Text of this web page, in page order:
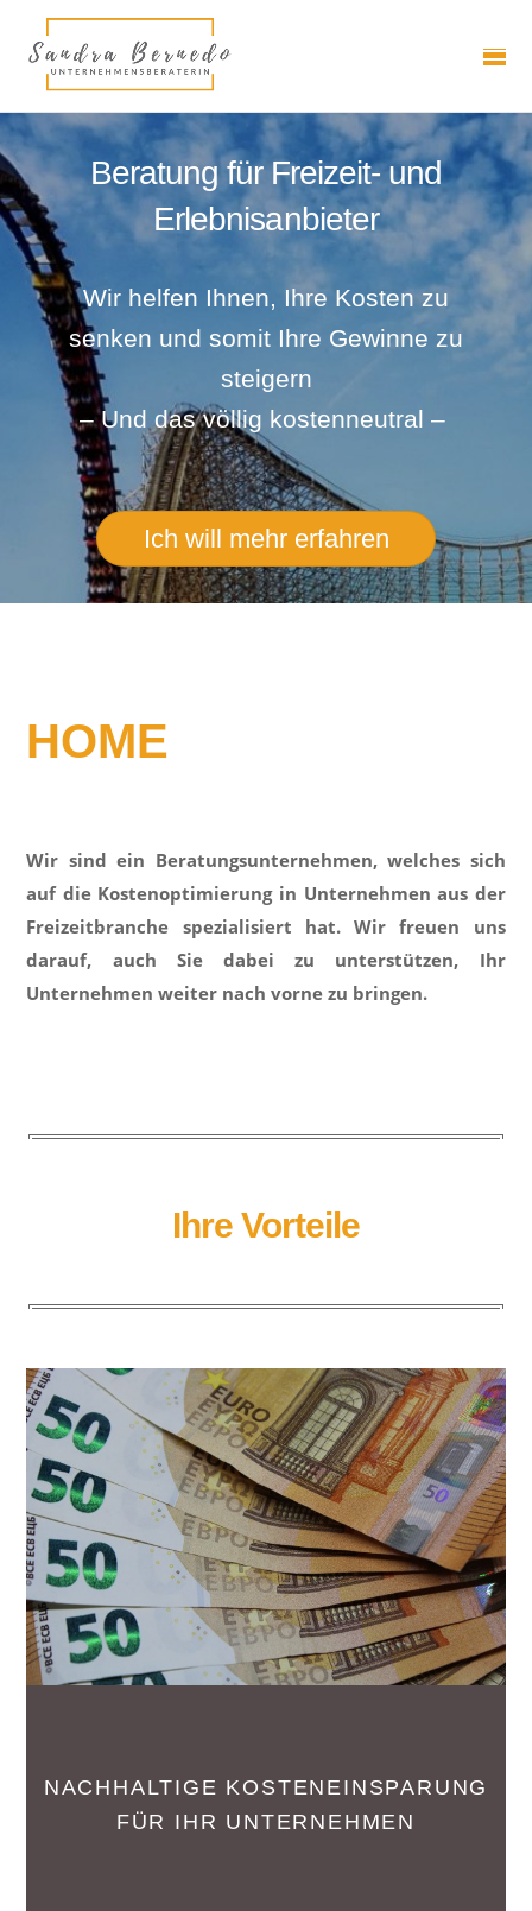
Beratung für Freizeit- und
Erlebnisanbieter
Wir helfen Ihnen, Ihre Kosten zu
senken und somit Ihre Gewinne zu
steigern
– Und das völlig kostenneutral –
Ich will mehr erfahren
HOME
Wir sind ein Beratungsunternehmen, welches sich
auf die Kostenoptimierung in Unternehmen aus der
Freizeitbranche spezialisiert hat. Wir freuen uns
darauf, auch Sie dabei zu unterstützen, Ihr
Unternehmen weiter nach vorne zu bringen.
Ihre Vorteile
NACHHALTIGE KOSTENEINSPARUNG
FÜR IHR UNTERNEHMEN